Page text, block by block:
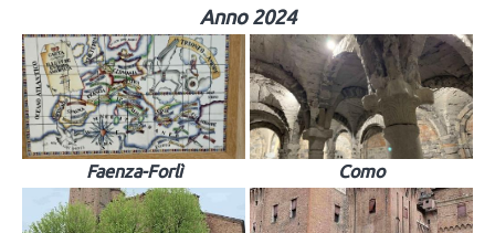
Anno 2024
Faenza-Forlì Como